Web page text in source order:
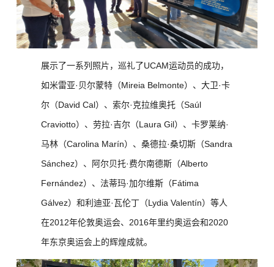
展示了一系列照片，巡礼了UCAM运动员的成功，
如米雷亚·贝尔蒙特（Mireia Belmonte）、大卫·卡
尔（David Cal）、索尔·克拉维奥托（Saúl
Craviotto）、劳拉·吉尔（Laura Gil）、卡罗莱纳·
马林（Carolina Marín）、桑德拉·桑切斯（Sandra
Sánchez）、阿尔贝托·费尔南德斯（Alberto
Fernández）、法蒂玛·加尔维斯（Fátima
Gálvez）和利迪亚·瓦伦丁（Lydia Valentín）等人
在2012年伦敦奥运会、2016年里约奥运会和2020
年东京奥运会上的辉煌成就。